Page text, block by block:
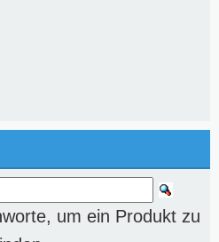
um ein Produkt zu